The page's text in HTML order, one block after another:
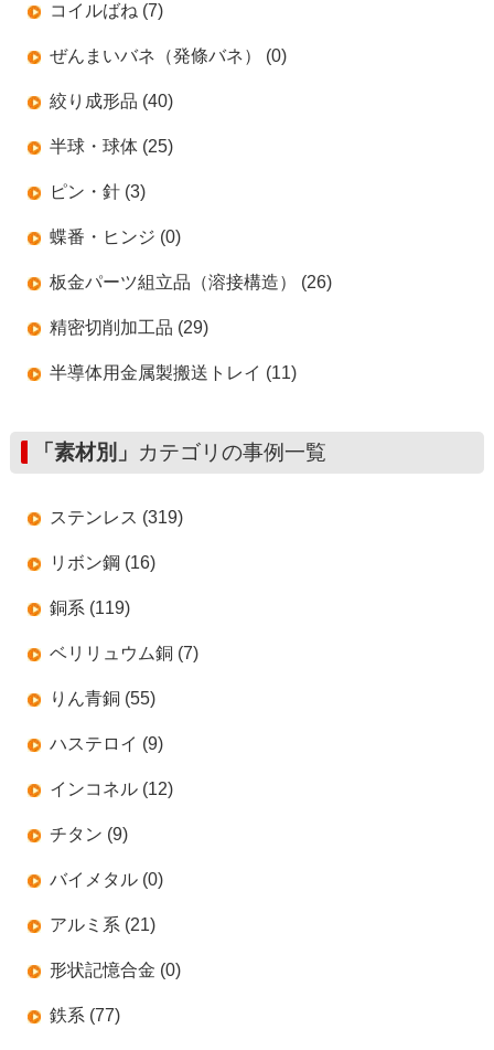
コイルばね (7)
ぜんまいバネ（発條バネ） (0)
絞り成形品 (40)
半球・球体 (25)
ピン・針 (3)
蝶番・ヒンジ (0)
板金パーツ組立品（溶接構造） (26)
精密切削加工品 (29)
半導体用金属製搬送トレイ (11)
「素材別」 カテゴリの事例一覧
ステンレス (319)
リボン鋼 (16)
銅系 (119)
ベリリュウム銅 (7)
りん青銅 (55)
ハステロイ (9)
インコネル (12)
チタン (9)
バイメタル (0)
アルミ系 (21)
形状記憶合金 (0)
鉄系 (77)